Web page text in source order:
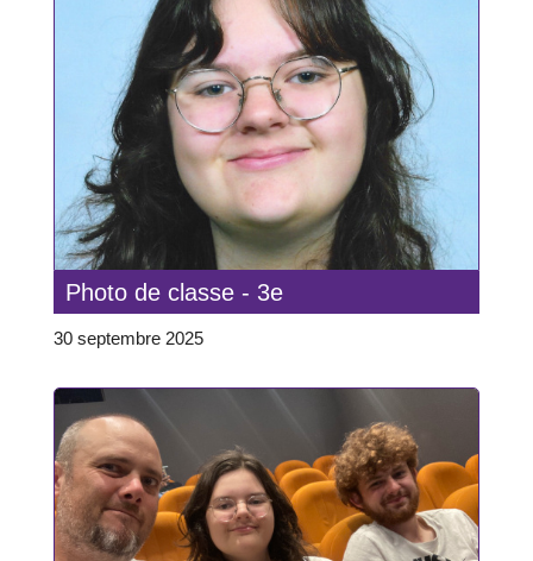
Photo de classe - 3e
30 septembre 2025